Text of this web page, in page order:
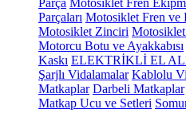
Parça Motosiklet Fren
Parçaları Motosiklet Fren ve
Motosiklet Zinciri
Motorcu Botu ve Ayakkabısı
Kaskı ELEKTRİKLİ EL
Şarjlı Vidalamalar Kablolu
Matkaplar Darbeli Matkaplar
Matkap Ucu ve Setleri